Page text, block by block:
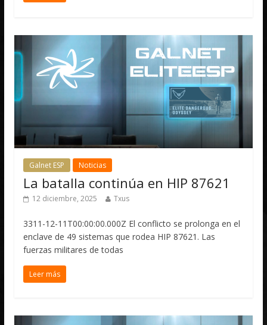
Galnet ESP Noticias
La batalla continúa en HIP 87621
12 diciembre, 2025 Txus
3311-12-11T00:00:00.000Z El conflicto se prolonga en el
enclave de 49 sistemas que rodea HIP 87621. Las
fuerzas militares de todas
Leer más